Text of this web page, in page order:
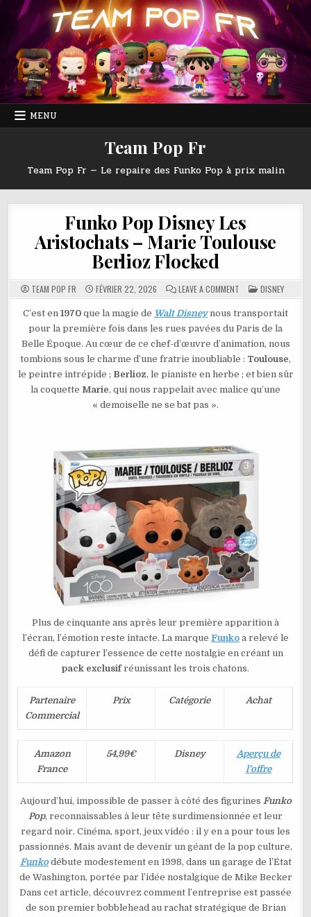
content
MENU
Team Pop Fr
Team Pop Fr — Le repaire des Funko Pop à prix malin
Funko Pop Disney Les
Aristochats – Marie Toulouse
Berlioz Flocked
TEAM POP FR FÉVRIER 22, 2026 LEAVE A COMMENTON
FUNKO
DISNEY
ARISTOCHATS
MARIE
TOULOUSE
BERLIOZ
FLOCKED
POSTED
IN
DISNEY
C’est en 1970 que la magie de Walt Disneynous transportait
pour la première fois dans les rues pavées du Paris de la
Belle Époque. Au cœur de ce chef-d’œuvre d’animation, nous
tombions sous le charme d’une fratrie inoubliable : Toulouse,
le peintre intrépide ; Berlioz, le pianiste en herbe ; et bien sûr
la coquette Marie, qui nous rappelait avec malice qu’une
« demoiselle ne se bat pas ».
Plus de cinquante ans après leur première apparition à
l’écran, l’émotion reste intacte. La marque Funko a relevé le
défi de capturer l’essence de cette nostalgie en créant un
pack exclusifréunissant les trois chatons.
Partenaire
Commercial
Prix Catégorie Achat
Amazon
France
54,99€ Disney
Aperçu de
l’offre
Aujourd’hui, impossible de passer à côté des figurines Funko
Pop, reconnaissables à leur tête surdimensionnée et leur
regard noir. Cinéma, sport, jeux vidéo : il y en a pour tous les
passionnés. Mais avant de devenir un géant de la pop culture,
Funkodébute modestement en 1998, dans un garage de l’État
de Washington, portée par l’idée nostalgique de Mike Becker
Dans cet article, découvrez comment l’entreprise est passée
de son premier bobblehead au rachat stratégique de Brian